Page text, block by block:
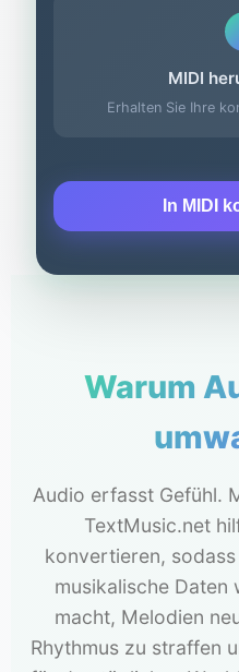
MIDI
Erhalten Sie Ihre
In MIDI
Warum
Audio erfasst Gefühl.
TextMusic.net
konvertieren,
musikalische Daten
macht, Melodien
Rhythmus zu straffen